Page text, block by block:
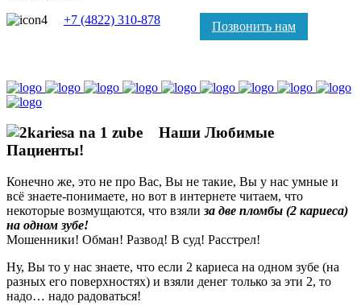
+7 (4822) 310-878 Позвонить нам
Наши Любимые
Пациенты!
Конечно же, это не про Вас, Вы не такие, Вы у нас умные и
всё знаете-понимаете, но вот в интернете читаем, что
некоторые возмущаются, что взяли за две пломбы (2 кариеса)
на одном зубе!
Мошенники! Обман! Развод! В суд! Расстрел!
Ну, Вы то у нас знаете, что если 2 кариеса на одном зубе (на
разных его поверхностях) и взяли денег только за эти 2, то
надо… надо радоваться!